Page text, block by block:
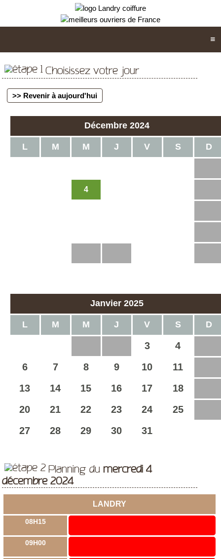
Choisissez votre jour
>> Revenir à aujourd'hui
Décembre 2024
L M M J V S D
4
Janvier 2025
L M M J V S D
3 4
6 7 8 9 10 11
13 14 15 16 17 18
20 21 22 23 24 25
27 28 29 30 31
Planning dumercredi 4
décembre 2024
LANDRY
08H15
09H00